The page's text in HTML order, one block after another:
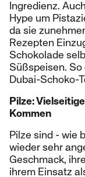
Ingredienz.
Hype um
da sie
Rezepten
Schokolade
Süßspeisen.
Dubai-Schoko-
Pilze:
Kommen
Pilze sind - wie
wieder sehr
Geschmack,
ihrem Einsatz